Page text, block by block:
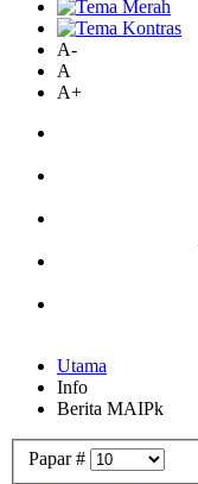
A-
A
A+
Utama
Info
Berita MAIPk
Papar #